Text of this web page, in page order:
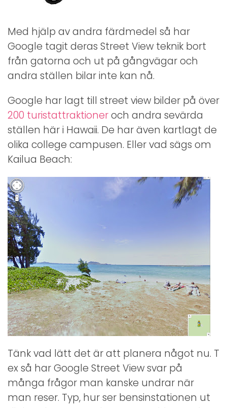
Med hjälp av andra färdmedel så har
Google tagit deras Street View teknik bort
från gatorna och ut på gångvägar och
andra ställen bilar inte kan nå.
Google har lagt till street view bilder på över
200 turistattraktioneroch andra sevärda
ställen här i Hawaii. De har även kartlagt de
olika college campusen. Eller vad sägs om
Kailua Beach:
Tänk vad lätt det är att planera något nu. T
ex så har Google Street View svar på
många frågor man kanske undrar när
man reser. Typ, hur ser bensinstationen ut